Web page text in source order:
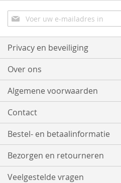
Abonneer
u
op
onze
nieuwsbrief
Privacy en beveiliging
Over ons
Algemene voorwaarden
Contact
Bestel- en betaalinformatie
Bezorgen en retourneren
Veelgestelde vragen